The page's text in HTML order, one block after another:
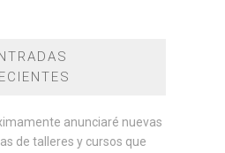
anunciaré nuevas
de talleres y cursos que